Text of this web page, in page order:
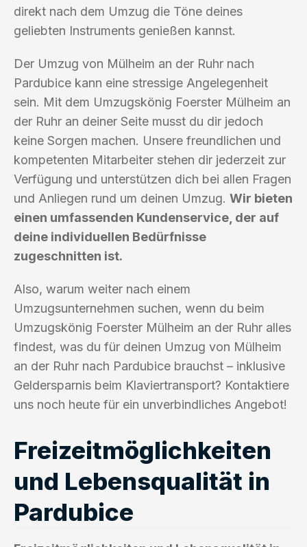
direkt nach dem Umzug die Töne deines
geliebten Instruments genießen kannst.
Der Umzug von Mülheim an der Ruhr nach
Pardubice kann eine stressige Angelegenheit
sein. Mit dem Umzugskönig Foerster Mülheim an
der Ruhr an deiner Seite musst du dir jedoch
keine Sorgen machen. Unsere freundlichen und
kompetenten Mitarbeiter stehen dir jederzeit zur
Verfügung und unterstützen dich bei allen Fragen
und Anliegen rund um deinen Umzug. Wir bieten
einen umfassenden Kundenservice, der auf
deine individuellen Bedürfnisse
zugeschnitten ist.
Also, warum weiter nach einem
Umzugsunternehmen suchen, wenn du beim
Umzugskönig Foerster Mülheim an der Ruhr alles
findest, was du für deinen Umzug von Mülheim
an der Ruhr nach Pardubice brauchst – inklusive
Geldersparnis beim Klaviertransport? Kontaktiere
uns noch heute für ein unverbindliches Angebot!
Freizeitmöglichkeiten
und Lebensqualität in
Pardubice